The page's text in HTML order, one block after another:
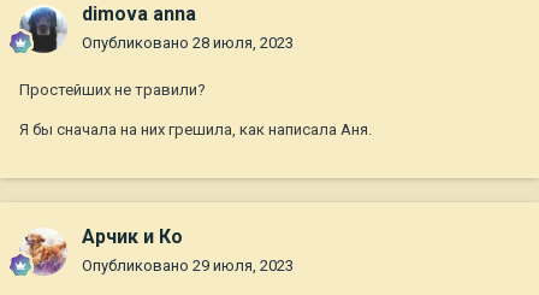
dimova anna
Опубликовано 28 июля, 2023
Простейших не травили?
Я бы сначала на них грешила, как написала Аня.
Арчик и Ко
Опубликовано 29 июля, 2023